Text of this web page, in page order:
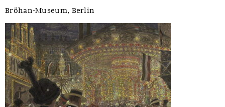
Bröhan-Museum, Berlin